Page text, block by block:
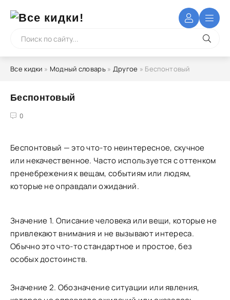
Все кидки » Модный словарь» Другое » Беспонтовый
Беспонтовый
0
5
Беспонтовый — это что-то неинтересное, скучное
или некачественное. Часто используется с оттенком
пренебрежения к вещам, событиям или людям,
которые не оправдали ожиданий.
Значение 1. Описание человека или вещи, которые не
привлекают внимания и не вызывают интереса.
Обычно это что-то стандартное и простое, без
особых достоинств.
Значение 2. Обозначение ситуации или явления,